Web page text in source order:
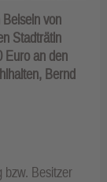
von
Stadträtin
Euro an den
Bernd
bzw. Besitzer